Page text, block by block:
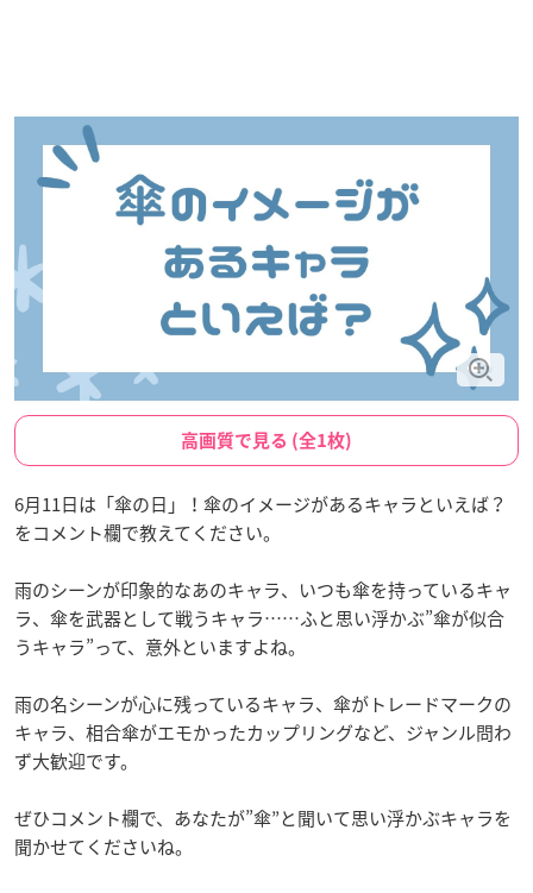
高画質で見る (全1枚)
6月11日は「傘の日」！傘のイメージがあるキャラといえば？
をコメント欄で教えてください。
雨のシーンが印象的なあのキャラ、いつも傘を持っているキャ
ラ、傘を武器として戦うキャラ……ふと思い浮かぶ”傘が似合
うキャラ”って、意外といますよね。
雨の名シーンが心に残っているキャラ、傘がトレードマークの
キャラ、相合傘がエモかったカップリングなど、ジャンル問わ
ず大歓迎です。
ぜひコメント欄で、あなたが”傘”と聞いて思い浮かぶキャラを
聞かせてくださいね。